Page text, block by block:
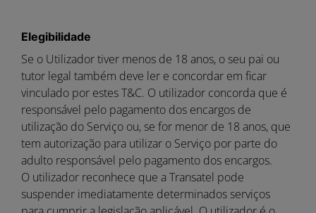
Elegibilidade
Se o Utilizador tiver menos de 18 anos, o seu pai ou
tutor legal também deve ler e concordar em ficar
vinculado por estes T&C. O utilizador concorda que é
responsável pelo pagamento dos encargos de
utilização do Serviço ou, se for menor de 18 anos, que
tem autorização para utilizar o Serviço por parte do
adulto responsável pelo pagamento dos encargos.
O utilizador reconhece que a Transatel pode
suspender imediatamente determinados serviços